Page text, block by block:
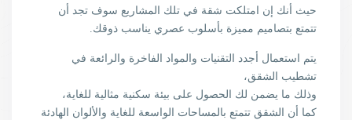
حيث أنك إن امتلكت شقة في تلك المشاريع سوف تجد أن
تتمتع بتصاميم مميزة بأسلوب عصري يناسب ذوقك.
يتم استعمال أجدد التقنيات والمواد الفاخرة والرائعة في
تشطيب الشقق،
وذلك ما يضمن لك الحصول على بيئة سكنية مثالية للغاية،
كما أن الشقق تتمتع بالمساحات الواسعة للغاية والألوان الهادئة